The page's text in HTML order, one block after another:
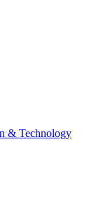
& Technology